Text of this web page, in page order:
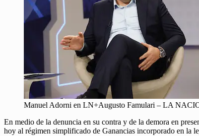
Manuel Adorni en LN+Augusto Famulari – LA
En medio de la denuncia en su contra y de la demora en
hoy al régimen simplificado de Ganancias incorporado en la